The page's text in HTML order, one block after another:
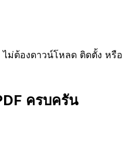
ไม่ต้องดาวน์โหลด ติดตั้ง หรือ
ครบครัน